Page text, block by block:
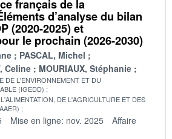
français de la
d’analyse du bilan
(2020-2025) et
le prochain (2026-2030)
PASCAL, Michel
Celine
MOURIAUX, Stéphanie
DE L'ENVIRONNEMENT ET DU
(IGEDD)
DE L'AGRICULTURE ET DES
Mise en ligne: nov. 2025
Affaire